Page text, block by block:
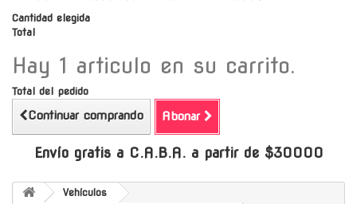
Cantidad elegida
Total
Hay 1 articulo en su carrito.
Total del pedido
Continuar comprando Abonar
Envío gratis a C.A.B.A. a partir de $30000
Vehículos